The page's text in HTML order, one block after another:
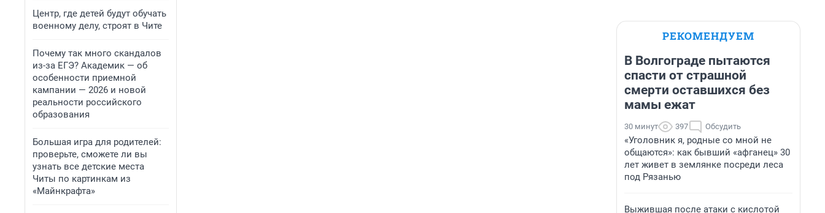
Центр, где детей будут обучать
военному делу, строят в Чите
Почему так много скандалов
из-за ЕГЭ? Академик — об
особенности приемной
кампании — 2026 и новой
реальности российского
образования
Большая игра для родителей:
проверьте, сможете ли вы
узнать все детские места
Читы по картинкам из
«Майнкрафта»
РЕКОМЕНДУЕМ
В Волгограде пытаются
спасти от страшной
смерти оставшихся без
мамы ежат
30 минут 397 Обсудить
«Уголовник я, родные со мной не
общаются»: как бывший «афганец» 30
лет живет в землянке посреди леса
под Рязанью
Выжившая после атаки с кислотой